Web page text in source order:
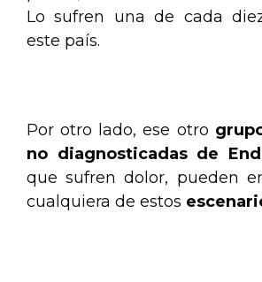
Lo sufren una de cada
este país.
Por otro lado, ese otro
no diagnosticadas de
que sufren dolor, pueden
cualquiera de estos